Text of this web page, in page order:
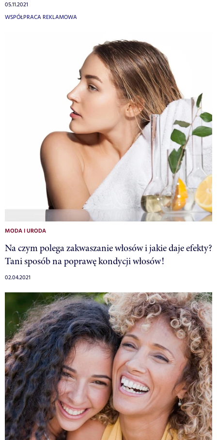
05.11.2021
WSPÓŁPRACA REKLAMOWA
MODA I URODA
Na czym polega zakwaszanie włosów i jakie daje efekty?
Tani sposób na poprawę kondycji włosów!
02.04.2021